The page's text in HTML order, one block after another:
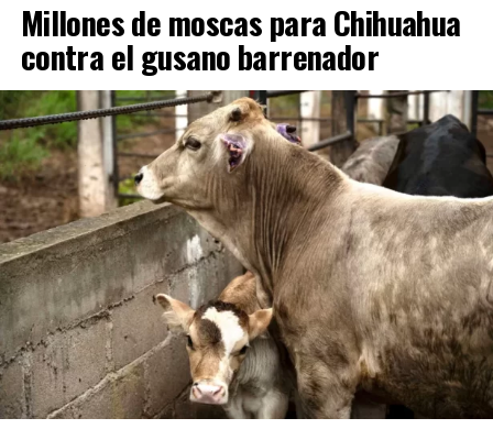
Millones de moscas para Chihuahua
contra el gusano barrenador